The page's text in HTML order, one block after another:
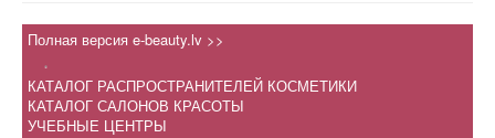
Полная версия e-beauty.lv >>
.
КАТАЛОГ РАСПРОСТРАНИТЕЛЕЙ КОСМЕТИКИ
КАТАЛОГ САЛОНОВ КРАСОТЫ
УЧЕБНЫЕ ЦЕНТРЫ